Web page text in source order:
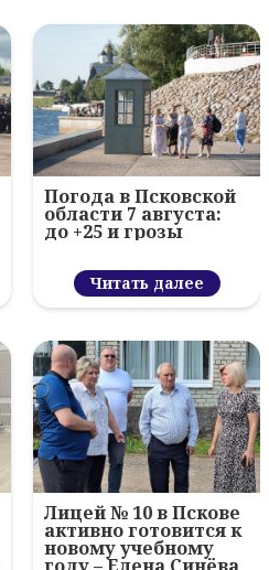
Погода в Псковской
области 7 августа:
до +25 и грозы
Читать далее
Лицей № 10 в Пскове
активно готовится к
новому учебному